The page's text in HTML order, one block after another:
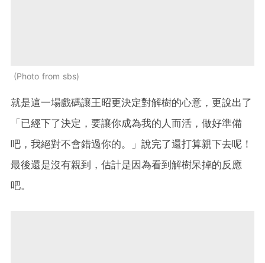
Photo from sbs
就是這一場戲碼讓王昭更決定對解樹的心意，更說出了
「已經下了決定，要讓你成為我的人而活，做好準備
吧，我絕對不會錯過你的。」說完了還打算親下去呢！
最後還是沒有親到，估計是因為看到解樹呆掉的反應
吧。